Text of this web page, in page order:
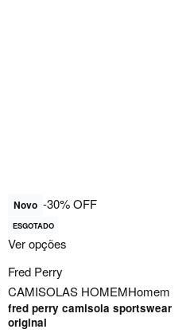
Novo -30% OFF
ESGOTADO
Ver opções
Fred Perry
CAMISOLAS HOMEMHomem
fred perry camisola sportswear
original